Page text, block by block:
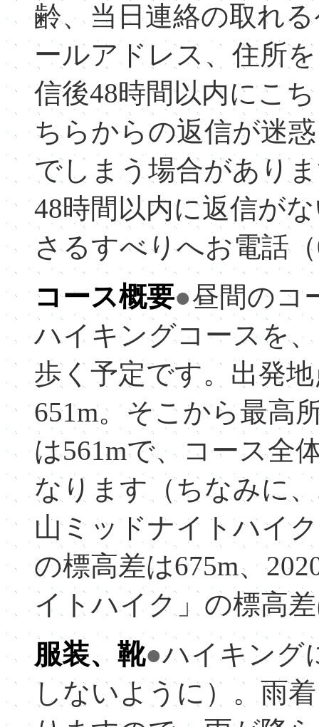
齢、当日連絡の取れ
ールアドレス、住所
信後48時間以内にこ
ちらからの返信が迷
でしまう場合があり
48時間以内に返信が
さるすべりへお電話
コース概要●昼間のコ
ハイキングコースを
歩く予定です。出発
651m。そこから最高
は561mで、コース全
なります（ちなみに
山ミッドナイトハイ
の標高差は675m、
イトハイク」の標高
服装、靴●ハイキング
しないように）。雨